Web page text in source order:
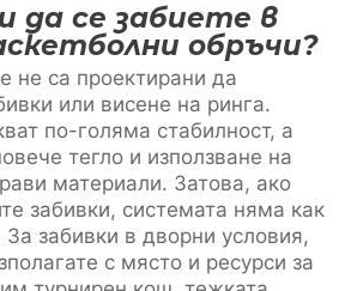
да се забиете в
обръчи?
не са проектирани да
или висене на ринга.
по-голяма стабилност, а
тегло и използване на
материали. Затова, ако
забивки, системата няма как
забивки в дворни условия,
с място и ресурси за